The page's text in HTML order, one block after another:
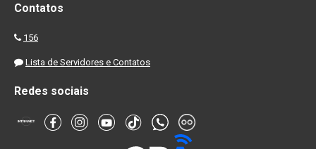
Contatos
156
Lista de Servidores e Contatos
Redes sociais